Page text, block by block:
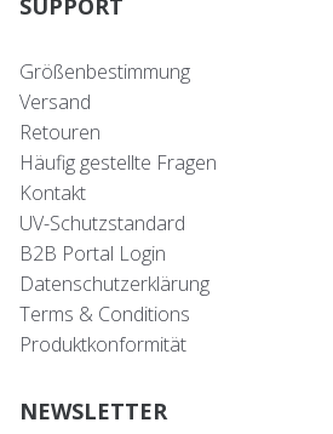
SUPPORT
Größenbestimmung
Versand
Retouren
Häufig gestellte Fragen
Kontakt
UV-Schutzstandard
B2B Portal Login
Datenschutzerklärung
Terms & Conditions
Produktkonformität
NEWSLETTER